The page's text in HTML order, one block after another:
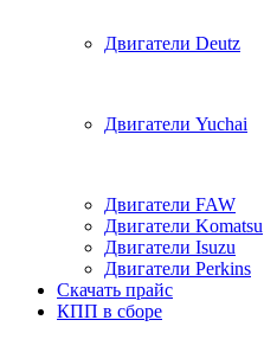
Двигатели Deutz
Двигатели Yuchai
Двигатели FAW
Двигатели Komatsu
Двигатели Isuzu
Двигатели Perkins
Скачать прайс
КПП в сборе